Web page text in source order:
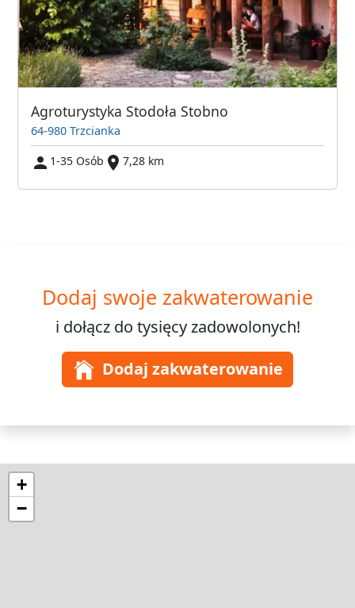
Agroturystyka Stodoła Stobno
64-980 Trzcianka
1-35 Osób
7,28 km
Dodaj swoje zakwaterowanie
i dołącz do tysięcyzadowolonych!
Dodaj zakwaterowanie
+
−